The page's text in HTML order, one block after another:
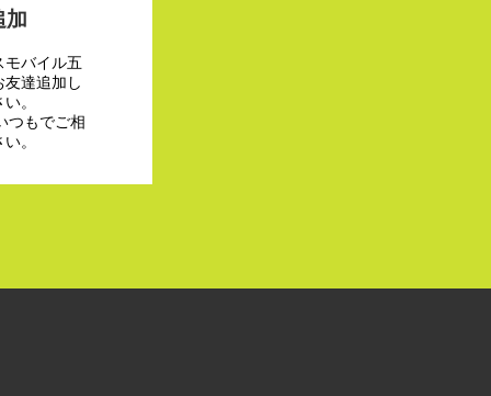
加
モバイル五
友達追加し
。
つもでご相
。